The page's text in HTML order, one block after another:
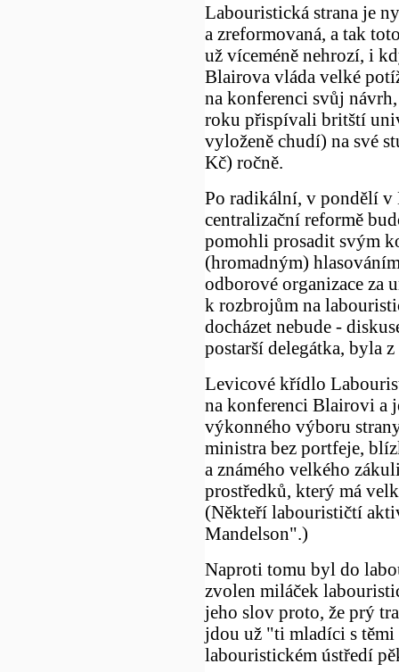
Labouristická strana je
a zreformovaná, a tak
už víceméně nehrozí, i
Blairova vláda velké
na konferenci svůj
roku přispívali britští
vyloženě chudí) na své
Kč) ročně.
Po radikální, v pondělí v
centralizační reformě
pomohli prosadit svým
(hromadným)
odborové organizace za
k rozbrojům na
docházet nebude -
postarší delegátka, byla
Levicové křídlo
na konferenci Blairovi a
výkonného výboru
ministra bez portfeje,
a známého velkého
prostředků, který má
(Někteří labourističtí
Mandelson".)
Naproti tomu byl do
zvolen miláček
jeho slov proto, že prý
jdou už "ti mladíci s
labouristickém ústředí